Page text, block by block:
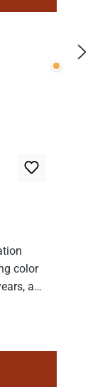
Wenige
color
a